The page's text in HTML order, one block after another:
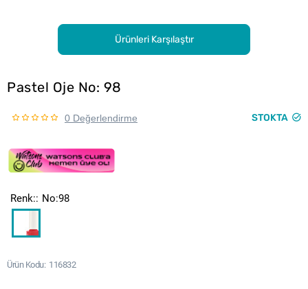
Ürünleri Karşılaştır
Pastel Oje No: 98
0 Değerlendirme STOKTA
Ürün Kodu 116832
Renk: No:98